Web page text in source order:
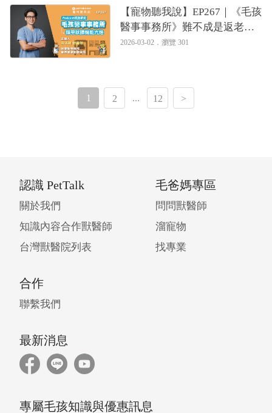
【寵物聽我說】EP267｜《毛孩
醫事事務所》難不成是返老還
童？淺談貓咪的甲狀腺機能亢
2026-03-02．瀏覽 301
1 2 ... 12 >
認識 PetTalk
關於我們
知識內容合作獸醫師
台灣獸醫院列表
毛爸媽專區
問問獸醫師
溜寵物
找專業
合作
聯繫我們
最新消息
專屬毛孩知識與優惠訊息